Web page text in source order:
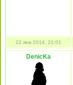
22 янв 2014, 21:01
DenicKa